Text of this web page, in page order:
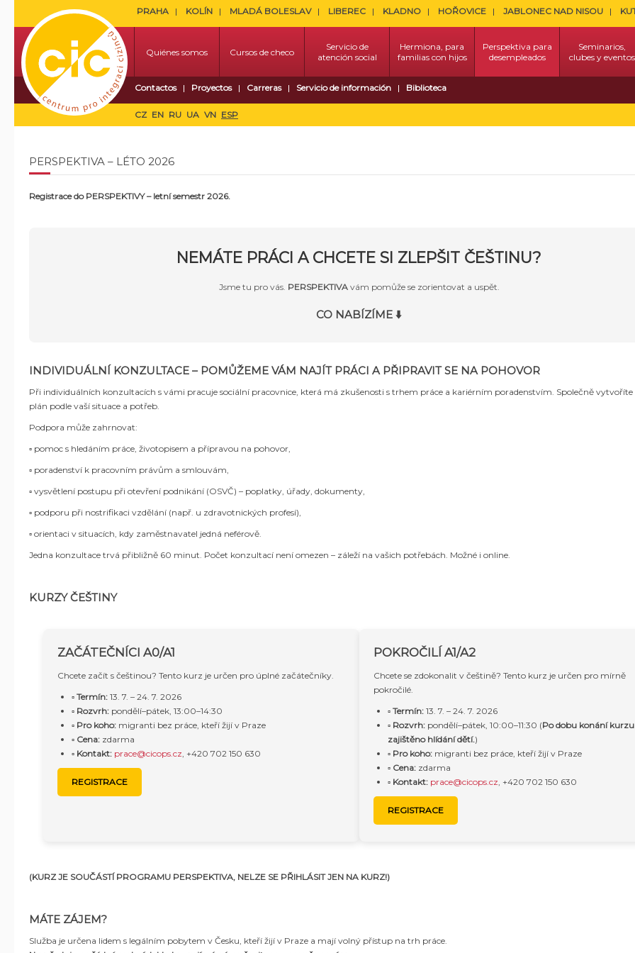
PRAHA KOLÍN MLADÁ BOLESLAV LIBEREC KLADNO HOŘOVICE JABLONEC NAD NISOU
Quiénes somos Cursos de checo
Servicio de
atención social
Hermiona, para
familias con hijos
Perspektiva para
desempleados
Seminarios,
clubes y eventos
Contactos Proyectos Carreras Servicio de información Biblioteca
CZ EN RU UA VN ESP
PERSPEKTIVA – LÉTO 2026
Registrace do PERSPEKTIVY – letní semestr 2026.
NEMÁTE PRÁCI A CHCETE SI ZLEPŠIT ČEŠTINU?
Jsme tu pro vás. PERSPEKTIVA vám pomůže se zorientovat a uspět.
CO NABÍZÍME ⬇️
INDIVIDUÁLNÍ KONZULTACE – POMŮŽEME VÁM NAJÍT PRÁCI A PŘIPRAVIT SE NA POHOVOR
Při individuálních konzultacích s vámi pracuje sociální pracovnice, která má zkušenosti s trhem práce a kariérním poradenstvím. Společně
plán podle vaší situace a potřeb.
Podpora může zahrnovat:
▫️ pomoc s hledáním práce, životopisem a přípravou na pohovor,
▫️ poradenství k pracovním právům a smlouvám,
▫️ vysvětlení postupu při otevření podnikání (OSVČ) – poplatky, úřady, dokumenty,
▫️ podporu při nostrifikaci vzdělání (např. u zdravotnických profesí),
▫️ orientaci v situacích, kdy zaměstnavatel jedná neférově.
Jedna konzultace trvá přibližně 60 minut. Počet konzultací není omezen – záleží na vašich potřebách. Možné i online.
KURZY ČEŠTINY
ZAČÁTEČNÍCI A0/A1
Chcete začít s češtinou? Tento kurz je určen pro úplné začátečníky.
▫️ Termín: 13. 7. – 24. 7. 2026
▫️ Rozvrh: pondělí–pátek, 13:00–14:30
▫️ Pro koho: migranti bez práce, kteří žijí v Praze
▫️ Cena: zdarma
▫️ Kontakt: prace@cicops.cz, +420 702 150 630
REGISTRACE
POKROČILÍ A1/A2
Chcete se zdokonalit v češtině? Tento kurz je určen pro mírně
pokročilé.
▫️ Termín: 13. 7. – 24. 7. 2026
▫️ Rozvrh: pondělí–pátek, 10:00–11:30 (Po dobu konání
zajištěno hlídání dětí.)
▫️ Pro koho:migranti bez práce, kteří žijí v Praze
▫️ Cena:zdarma
▫️ Kontakt: prace@cicops.cz, +420 702 150 630
REGISTRACE
(KURZ JE SOUČÁSTÍ PROGRAMU PERSPEKTIVA, NELZE SE PŘIHLÁSIT JEN NA KURZ!)
MÁTE ZÁJEM?
Služba je určena lidem s legálním pobytem v Česku, kteří žijí v Praze a mají volný přístup na trh práce.